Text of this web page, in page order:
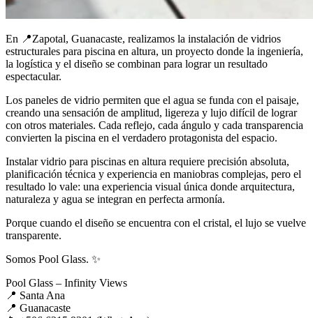
En 📍Zapotal, Guanacaste, realizamos la instalación de vidrios
estructurales para piscina en altura, un proyecto donde la ingeniería,
la logística y el diseño se combinan para lograr un resultado
espectacular.
Los paneles de vidrio permiten que el agua se funda con el paisaje,
creando una sensación de amplitud, ligereza y lujo difícil de lograr
con otros materiales. Cada reflejo, cada ángulo y cada transparencia
convierten la piscina en el verdadero protagonista del espacio.
Instalar vidrio para piscinas en altura requiere precisión absoluta,
planificación técnica y experiencia en maniobras complejas, pero el
resultado lo vale: una experiencia visual única donde arquitectura,
naturaleza y agua se integran en perfecta armonía.
Porque cuando el diseño se encuentra con el cristal, el lujo se vuelve
transparente.
Somos Pool Glass. ✨
Pool Glass – Infinity Views
📍 Santa Ana
📍 Guanacaste